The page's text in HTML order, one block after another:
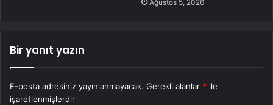
Ağustos 5, 2026
Bir yanıt yazın
E-posta adresiniz yayınlanmayacak. Gerekli alanlar * ile
işaretlenmişlerdir